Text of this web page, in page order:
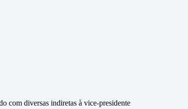
com diversas indiretas à vice-presidente